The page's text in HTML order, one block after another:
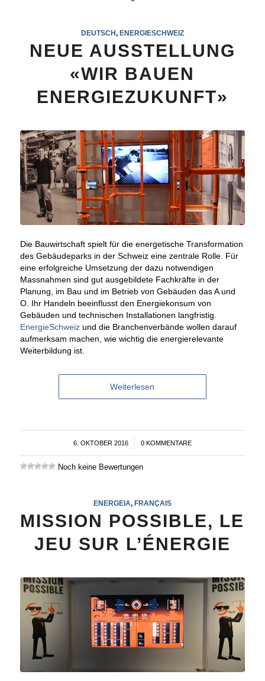
DEUTSCH, ENERGIESCHWEIZ
NEUE AUSSTELLUNG
«WIR BAUEN
ENERGIEZUKUNFT»
Die Bauwirtschaft spielt für die energetische Transformation
des Gebäudeparks in der Schweiz eine zentrale Rolle. Für
eine erfolgreiche Umsetzung der dazu notwendigen
Massnahmen sind gut ausgebildete Fachkräfte in der
Planung, im Bau und im Betrieb von Gebäuden das A und
O. Ihr Handeln beeinflusst den Energiekonsum von
Gebäuden und technischen Installationen langfristig.
EnergieSchweizund die Branchenverbände wollen darauf
aufmerksam machen, wie wichtig die energierelevante
Weiterbildung ist.
Weiterlesen
6. OKTOBER 2016
/ 0 KOMMENTARE
Noch keine Bewertungen
ENERGEIA, FRANÇAIS
MISSION POSSIBLE, LE
JEU SUR L’ÉNERGIE